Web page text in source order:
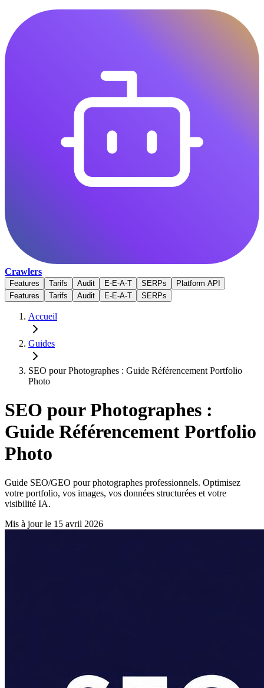
Crawlers
Features Tarifs Audit E-E-A-T SERPs
Platform API
Features
Tarifs Audit E-E-A-T SERPs
Accueil
Guides
SEO pour Photographes : Guide Référencement Portfolio
Photo
SEO pour Photographes :
Guide Référencement Portfolio
Photo
Guide SEO/GEO pour photographes professionnels. Optimisez
votre portfolio, vos images, vos données structurées et votre
visibilité IA.
Mis à jour le 15 avril 2026